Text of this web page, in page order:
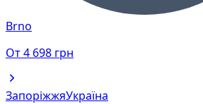
Brno
От4 698 грн
ЗапоріжжяУкраїна